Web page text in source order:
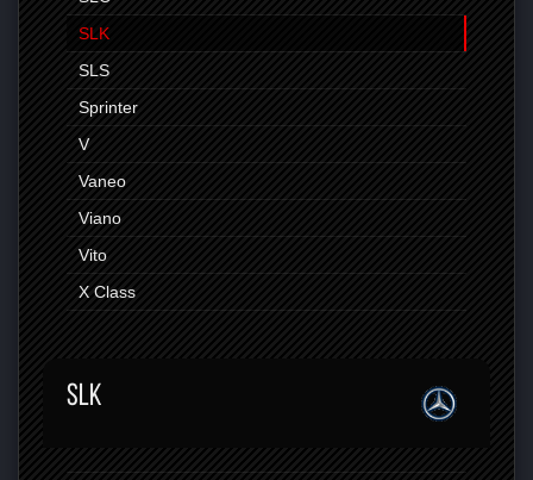
SLK
SLS
Sprinter
V
Vaneo
Viano
Vito
X Class
SLK